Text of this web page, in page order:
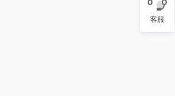
客服